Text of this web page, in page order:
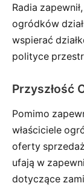
Radia
ogródków
wspierać
polityce
Przyszłość
Pomimo
właściciele
oferty
ufają w
dotyczące